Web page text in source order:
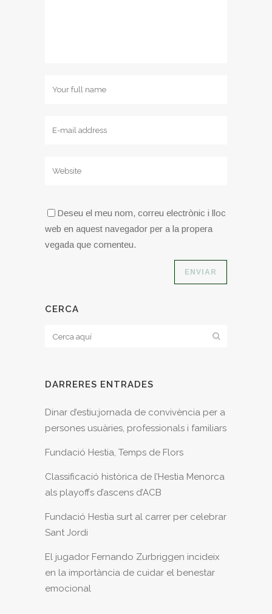
Deseu el meu nom, correu electrònic i lloc
web en aquest navegador per a la propera
vegada que comenteu.
CERCA
DARRERES ENTRADES
Dinar d’estiu:jornada de convivència per a
persones usuàries, professionals i familiars
Fundació Hestia, Temps de Flors
Classificació històrica de l’Hestia Menorca
als playoffs d’ascens d’ACB
Fundació Hestia surt al carrer per celebrar
Sant Jordi
El jugador Fernando Zurbriggen incideix
en la importància de cuidar el benestar
emocional